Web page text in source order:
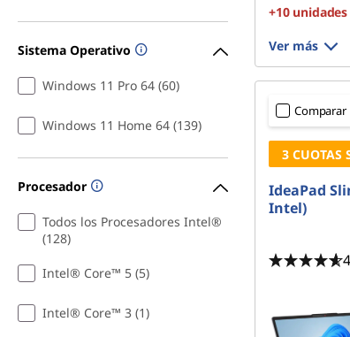
Sistema Operativo
Windows 11 Pro 64 (60)
Windows 11 Home 64 (139)
Procesador
Todos los Procesadores Intel®
(128)
Intel® Core™ 5 (5)
Intel® Core™ 3 (1)
+10
Ver más
Comparar
3 CUOTAS
IdeaPad
Intel)